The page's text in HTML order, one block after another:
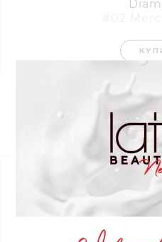
Узнать